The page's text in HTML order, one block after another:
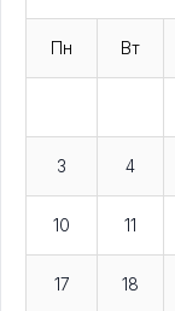
Пн Вт
3 4
10 11
17 18